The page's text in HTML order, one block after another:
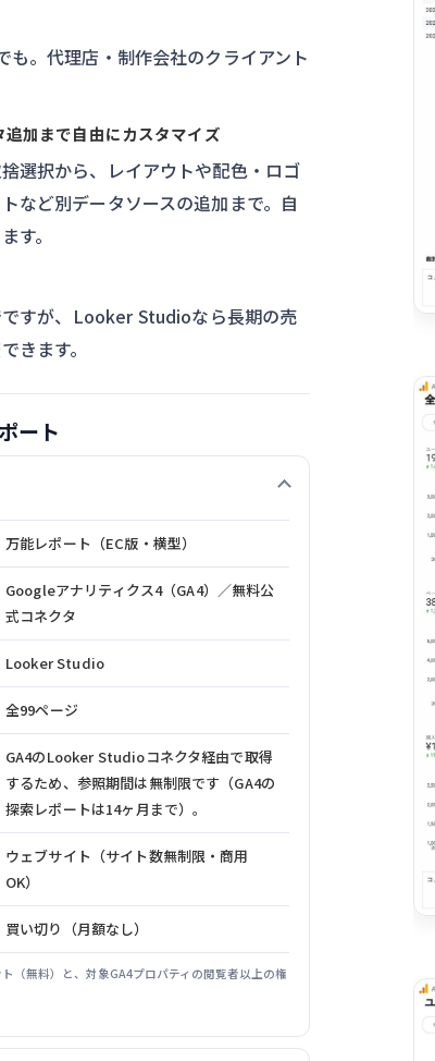
も。代理店・制作会社のクライアント
加まで自由にカスタマイズ
選択から、レイアウトや配色・ロゴ
など別データソースの追加まで。自
す。
すが、Looker Studioなら長期の売
きます。
ート
万能レポート（EC版・横型）
Googleアナリティクス4（GA4）／無料公
式コネクタ
Looker Studio
全99ページ
GA4のLooker Studioコネクタ経由で取得
するため、参照期間は無制限です（GA4の
探索レポートは14ヶ月まで）。
ウェブサイト（サイト数無制限・商用
OK）
買い切り（月額なし）
（無料）と、対象GA4プロパティの閲覧者以上の権